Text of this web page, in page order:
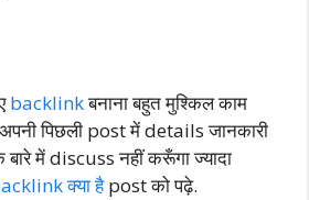
backlinkबनाना बहुत मुश्किल काम
पिछली post में details जानकारी
बारे में discuss नहीं करूँगा ज्यादा
क्या हैpost को पढ़े.